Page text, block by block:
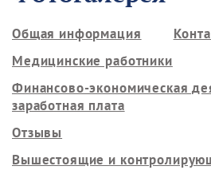
Общая информация
Медицинские работники
Финансово-экономическая
заработная плата
Отзывы
Вышестоящие и